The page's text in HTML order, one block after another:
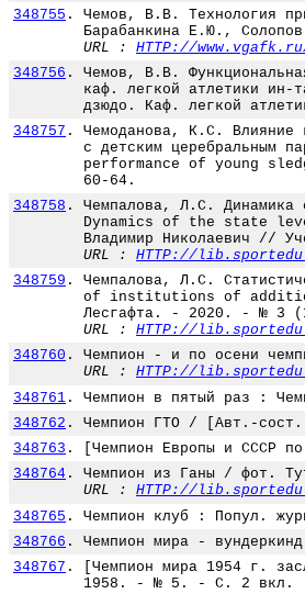
348755 .
Чемов, В.В. Технология
Барабанкина Е.Ю.,
URL : HTTP://
348756 .
Чемов, В.В.
каф. легкой атлетики
дзюдо. Каф. легкой
348757 .
Чемоданова, К.С. Влияние
с детским
performance of young
60-64.
348758 .
Чемпалова, Л.С. Динамика
Dynamics of the state
Владимир Николаевич
URL : HTTP://
348759 .
Чемпалова, Л.С.
of institutions of
Лесгафта. - 2020. - № 3
URL : HTTP://
348760 .
Чемпион - и по осени
URL : HTTP://
348761 . Чемпион в пятый раз :
348762 . Чемпион ГТО / [Авт.-
348763 . [Чемпион Европы и СССР
348764 .
Чемпион из Ганы / фот.
URL : HTTP://
348765 . Чемпион клуб : Попул.
348766 . Чемпион мира -
348767 .
[Чемпион мира 1954 г.
1958. - № 5. - С. 2 вкл.